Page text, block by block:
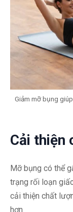
Giảm mỡ bụng
Cải thiện
Mỡ bụng có thể
trạng rối loạn
cải thiện chất
hơn.